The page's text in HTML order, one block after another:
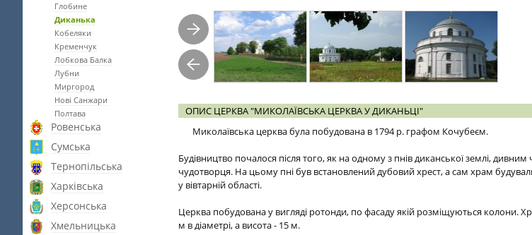
Глобине
Диканька
Кобеляки
Кременчук
Лобкова Балка
Лубни
Миргород
Нові Санжари
Полтава
Ровенська
Сумська
Тернопільська
Харківська
Херсонська
Хмельницька
ОПИС ЦЕРКВА "МИКОЛАЇВСЬКА ЦЕРКВА У ДИКАНЬЦІ"
Миколаївська церква була побудована в 1794 р. графом Кочубеєм.
Будівництво почалося після того, як на одному з пнів диканської землі,
чудотворця. На цьому пні був встановлений дубовий хрест, а сам храм
у вівтарній області.
Церква побудована у вигляді ротонди, по фасаду якій розміщуються колони.
м в діаметрі, а висота - 15 м.